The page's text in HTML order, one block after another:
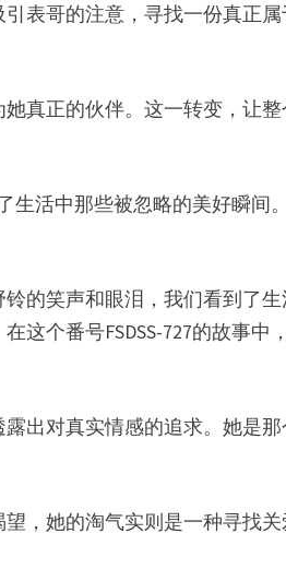
表哥的注意，寻找一份真正
真正的伙伴。这一转变，让
生活中那些被忽略的美好瞬间
的笑声和眼泪，我们看到了
个番号FSDSS-727的故事中
出对真实情感的追求。她是
，她的淘气实则是一种寻找